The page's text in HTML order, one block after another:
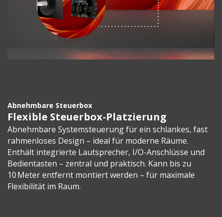
Abnehmbare Steuerbox
Flexible Steuerbox-Platzierung
Abnehmbare Systemsteuerung für ein schlankes, fast
rahmenloses Design – ideal für moderne Räume.
Enthält integrierte Lautsprecher, I/O-Anschlüsse und
Bedientasten – zentral und praktisch. Kann bis zu
10 Meter entfernt montiert werden – für maximale
Flexibilität im Raum.